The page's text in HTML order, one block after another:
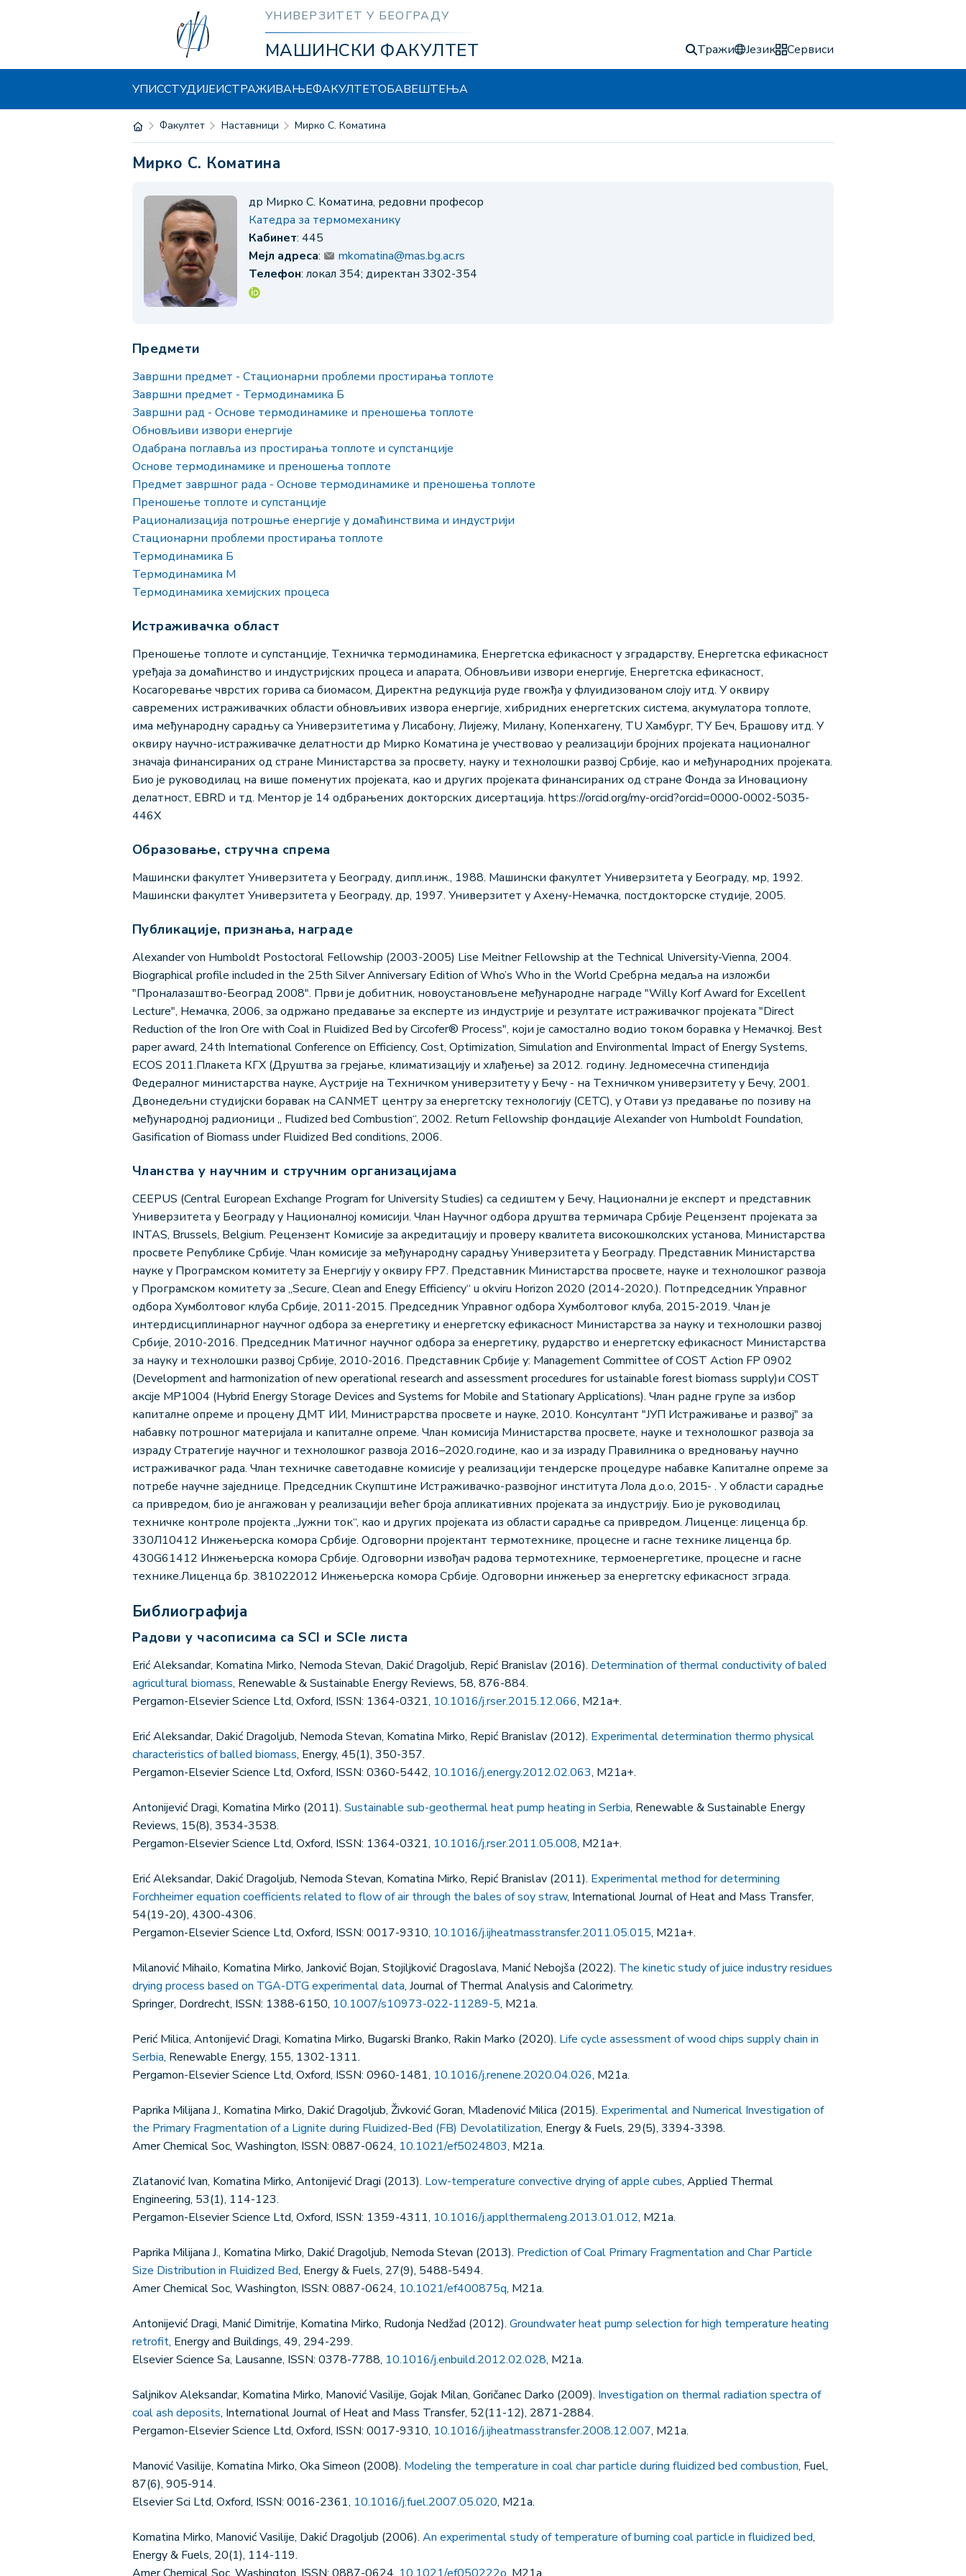
УНИВЕРЗИТЕТ У БЕОГРАДУ
МАШИНСКИ ФАКУЛТЕТ Тражи Језик Сервиси
УПИССТУДИЈЕИСТРАЖИВАЊЕФАКУЛТЕТОБАВЕШТЕЊА
Факултет Наставници Мирко С. Коматина
Мирко С. Коматина
др Мирко С. Коматина, редовни професор
Катедра за термомеханику
Кабинет: 445
Мејл адреса:
mkomatina@mas.bg.ac.rs
Телефон: локал 354; директан 3302-354
Предмети
Завршни предмет - Стационарни проблеми простирања топлоте
Завршни предмет - Термодинамика Б
Завршни рад - Основе термодинамике и преношења топлоте
Обновљиви извори енергије
Одабрана поглавља из простирања топлоте и супстанције
Основе термодинамике и преношења топлоте
Предмет завршног рада - Основе термодинамике и преношења топлоте
Преношење топлоте и супстанције
Рационализација потрошње енергије у домаћинствима и индустрији
Стационарни проблеми простирања топлоте
Термодинамика Б
Термодинамика М
Термодинамика хемијских процеса
Истраживачка област
Преношење топлоте и супстанције, Техничка термодинамика, Енергетска ефикасност у зградарству, Енергетска ефикасност
уређаја за домаћинство и индустријских процеса и апарата, Обновљиви извори енергије, Eнергетска ефикасност,
Косагоревање чврстих горива са биомасом, Директна редукција руде гвожђа у флуидизованом слоју итд. У оквиру
савремених истраживачких области обновљивих извора енергије, хибридних енергетских система, акумулатора топлоте,
има међународну сарадњу са Универзитетима у Лисабону, Лијежу, Милану, Копенхагену, TU Хамбург, ТУ Беч, Брашову итд. У
оквиру научно-истраживачке делатности др Мирко Коматина је учествовао у реализацији бројних пројеката националног
значаја финансираних од стране Министарства за просвету, науку и технолошки развој Србије, као и међународних пројеката.
Био је руководилац на више поменутих пројеката, као и других пројеката финансираних од стране Фонда за Иновациону
делатност, EBRD и тд. Ментор је 14 одбрањених докторских дисертација. https://orcid.org/my-orcid?orcid=0000-0002-5035-
446X
Образовање, стручна спрема
Машински факултет Универзитета у Београду, дипл.инж., 1988. Машински факултет Универзитета у Београду, мр, 1992.
Машински факултет Универзитета у Београду, др, 1997. Универзитет у Ахену-Немачка, постдокторске студије, 2005.
Публикације, признања, награде
Alexander von Humboldt Postoctoral Fellowship (2003-2005) Lise Meitner Fellowship at the Technical University-Vienna, 2004.
Biographical profile included in the 25th Silver Anniversary Edition of Who’s Who in the World Сребрна медаља на изложби
"Проналазаштво-Београд 2008". Први је добитник, новоустановљене међународне награде "Willy Korf Award for Excellent
Lecture", Немачка, 2006, за одржано предавање за експерте из индустрије и резултате истраживачког пројеката "Direct
Reduction of the Iron Ore with Coal in Fluidized Bed by Circofer® Process", који је самостално водио током боравка у Немачкој. Best
paper award, 24th International Conference on Efficiency, Cost, Optimization, Simulation and Environmental Impact of Energy Systems,
ECOS 2011.Плакета КГХ (Друштва за грејање, климатизацију и хлађење) за 2012. годину. Једномесечна стипендија
Федералног министарства науке, Аустрије на Техничком универзитету у Бечу - на Техничком универзитету у Бечу, 2001.
Двонедељни студијски боравак на CANMET центру за енергетску технологију (CETC), у Отави уз предавање по позиву на
међународној радионици „ Fludized bed Combustion“, 2002. Return Fellowship фондације Alexander von Humboldt Foundation,
Gasification of Biomass under Fluidized Bed conditions, 2006.
Чланства у научним и стручним организацијама
CEEPUS (Central European Exchange Program for University Studies) са седиштем у Бечу, Национални је експерт и представник
Универзитета у Београду у Националној комисији. Члан Научног одбора друштва термичара Србије Рецензент пројеката за
INTAS, Brussels, Belgium. Рецензент Комисије за акредитацију и проверу квалитета високошколских установа, Министарства
просвете Републике Србије. Члан комисије за међународну сарадњу Универзитета у Београду. Представник Министарства
науке у Програмском комитету за Енергију у оквиру FP7. Представник Министарства просвете, науке и технолошког развоја
у Програмском комитету за „Secure, Clean and Enegy Efficiency“ u okviru Horizon 2020 (2014-2020.). Потпредседник Управног
одбора Хумболтовог клуба Србије, 2011-2015. Председник Управног одбора Хумболтовог клуба, 2015-2019. Члан је
интердисциплинарног научног одбора за енергетику и енергетску ефикасност Министарства за науку и технолошки развој
Србије, 2010-2016. Председник Матичног научног одбора за енергетику, рударство и енергетску ефикасност Министарства
за науку и технолошки развој Србије, 2010-2016. Представник Србије у: Management Committee of COST Action FP 0902
(Development and harmonization of new operational research and assessment procedures for ustainable forest biomass supply)и COST
акcije MP1004 (Hybrid Energy Storage Devices and Systems for Mobile and Stationary Applications). Члан радне групе за избор
капиталне опреме и процену ДМТ ИИ, Министрарства просвете и науке, 2010. Консултант "ЈУП Истраживање и развој" за
набавку потрошног материјала и капиталне опреме. Члан комисија Министарства просвете, науке и технолошког развоја за
израду Стратегије научног и технолошког развоја 2016–2020.године, као и за израду Правилника о вредновању научно
истраживачког рада. Члан техничке саветодавне комисије у реализацији тендерске процедуре набавке Kапиталне опреме за
потребе научне заједнице. Председник Скупштине Истраживачко-развојног института Лола д.о.о, 2015- . У области сарадње
са привредом, био је ангажован у реализацији већег броја апликативних пројеката за индустрију. Био је руководилац
техничке контроле пројекта „Јужни ток“, као и других пројеката из области сарадње са привредом. Лиценце: лиценца бр.
330Л10412 Инжењерска комора Србије. Одговорни пројектант термотехнике, процесне и гасне технике лиценца бр.
430G61412 Инжењерска комора Србије. Одговорни извођач радова термотехнике, термоенергетике, процесне и гасне
технике.Лиценца бр. 381022012 Инжењерска комора Србије. Одговорни инжењер за енергетску ефикасност зграда.
Библиографија
Радови у часописима са SCI и SCIe листа
Erić Aleksandar, Komatina Mirko, Nemoda Stevan, Dakić Dragoljub, Repić Branislav (2016). Determination of thermal conductivity of baled
agricultural biomass, Renewable & Sustainable Energy Reviews, 58, 876-884.
Pergamon-Elsevier Science Ltd, Oxford, ISSN: 1364-0321, 10.1016/j.rser.2015.12.066, M21a+.
Erić Aleksandar, Dakić Dragoljub, Nemoda Stevan, Komatina Mirko, Repić Branislav (2012). Experimental determination thermo physical
characteristics of balled biomass, Energy, 45(1), 350-357.
Pergamon-Elsevier Science Ltd, Oxford, ISSN: 0360-5442, 10.1016/j.energy.2012.02.063, M21a+.
Antonijević Dragi, Komatina Mirko (2011). Sustainable sub-geothermal heat pump heating in Serbia, Renewable & Sustainable Energy
Reviews, 15(8), 3534-3538.
Pergamon-Elsevier Science Ltd, Oxford, ISSN: 1364-0321, 10.1016/j.rser.2011.05.008, M21a+.
Erić Aleksandar, Dakić Dragoljub, Nemoda Stevan, Komatina Mirko, Repić Branislav (2011). Experimental method for determining
Forchheimer equation coefficients related to flow of air through the bales of soy straw, International Journal of Heat and Mass Transfer,
54(19-20), 4300-4306.
Pergamon-Elsevier Science Ltd, Oxford, ISSN: 0017-9310, 10.1016/j.ijheatmasstransfer.2011.05.015, M21a+.
Milanović Mihailo, Komatina Mirko, Janković Bojan, Stojiljković Dragoslava, Manić Nebojša (2022). The kinetic study of juice industry residues
drying process based on TGA-DTG experimental data, Journal of Thermal Analysis and Calorimetry.
Springer, Dordrecht, ISSN: 1388-6150, 10.1007/s10973-022-11289-5, M21a.
Perić Milica, Antonijević Dragi, Komatina Mirko, Bugarski Branko, Rakin Marko (2020). Life cycle assessment of wood chips supply chain in
Serbia, Renewable Energy, 155, 1302-1311.
Pergamon-Elsevier Science Ltd, Oxford, ISSN: 0960-1481, 10.1016/j.renene.2020.04.026, M21a.
Paprika Milijana J., Komatina Mirko, Dakić Dragoljub, Živković Goran, Mladenović Milica (2015). Experimental and Numerical Investigation of
the Primary Fragmentation of a Lignite during Fluidized-Bed (FB) Devolatilization, Energy & Fuels, 29(5), 3394-3398.
Amer Chemical Soc, Washington, ISSN: 0887-0624, 10.1021/ef5024803, M21a.
Zlatanović Ivan, Komatina Mirko, Antonijević Dragi (2013). Low-temperature convective drying of apple cubes, Applied Thermal
Engineering, 53(1), 114-123.
Pergamon-Elsevier Science Ltd, Oxford, ISSN: 1359-4311, 10.1016/j.applthermaleng.2013.01.012, M21a.
Paprika Milijana J., Komatina Mirko, Dakić Dragoljub, Nemoda Stevan (2013). Prediction of Coal Primary Fragmentation and Char Particle
Size Distribution in Fluidized Bed, Energy & Fuels, 27(9), 5488-5494.
Amer Chemical Soc, Washington, ISSN: 0887-0624, 10.1021/ef400875q, M21a.
Antonijević Dragi, Manić Dimitrije, Komatina Mirko, Rudonja Nedžad (2012). Groundwater heat pump selection for high temperature heating
retrofit, Energy and Buildings, 49, 294-299.
Elsevier Science Sa, Lausanne, ISSN: 0378-7788, 10.1016/j.enbuild.2012.02.028, M21a.
Saljnikov Aleksandar, Komatina Mirko, Manović Vasilije, Gojak Milan, Goričanec Darko (2009). Investigation on thermal radiation spectra of
coal ash deposits, International Journal of Heat and Mass Transfer, 52(11-12), 2871-2884.
Pergamon-Elsevier Science Ltd, Oxford, ISSN: 0017-9310, 10.1016/j.ijheatmasstransfer.2008.12.007, M21a.
Manović Vasilije, Komatina Mirko, Oka Simeon (2008). Modeling the temperature in coal char particle during fluidized bed combustion, Fuel,
87(6), 905-914.
Elsevier Sci Ltd, Oxford, ISSN: 0016-2361, 10.1016/j.fuel.2007.05.020, M21a.
Komatina Mirko, Manović Vasilije, Dakić Dragoljub (2006). An experimental study of temperature of burning coal particle in fluidized bed,
Energy & Fuels, 20(1), 114-119.
Amer Chemical Soc, Washington, ISSN: 0887-0624, 10.1021/ef050222o , M21a.